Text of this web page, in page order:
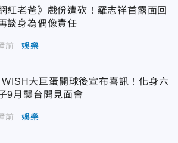
紅老爸》戲份遭砍！羅志祥首露面回
談身為偶像責任
前 娛樂
大巨蛋開球後宣布喜訊！化身六
9月襲台開見面會
前 娛樂